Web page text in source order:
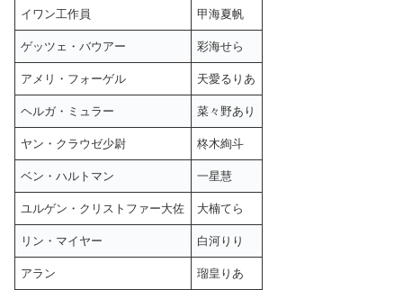
イワン工作員 甲海夏帆
ゲッツェ・バウアー 彩海せら
アメリ・フォーゲル 天愛るりあ
ヘルガ・ミュラー 菜々野あり
ヤン・クラウゼ少尉 柊木絢斗
ベン・ハルトマン 一星慧
ユルゲン・クリストファー大佐 大楠てら
リン・マイヤー 白河りり
アラン 瑠皇りあ